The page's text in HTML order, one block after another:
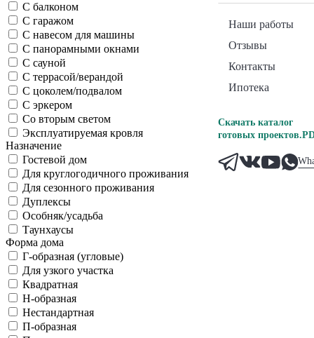
Наши работы
Отзывы
Контакты
Ипотека
Скачать каталог
готовых
С балконом
С гаражом
С навесом для машины
С панорамными окнами
С сауной
С террасой/верандой
С цоколем/подвалом
С эркером
Со вторым светом
Эксплуатируемая кровля
Назначение
Гостевой дом
Для круглогодичного проживания
Для сезонного проживания
Дуплексы
Особняк/усадьба
Таунхаусы
Форма дома
Г-образная (угловые)
Для узкого участка
Квадратная
Н-образная
Нестандартная
П-образная